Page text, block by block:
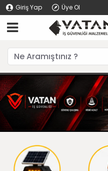
Giriş Yap Üye Ol